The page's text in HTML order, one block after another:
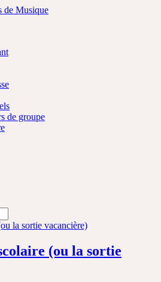
de groupe
(ou la sortie